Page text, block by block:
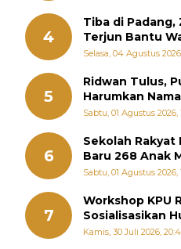
4
Tiba di Padang,
Terjun Bantu
Selasa, 04 Agustus
5
Ridwan Tulus,
Harumkan
Diabadikan
Sabtu, 01 Agustus 2026,
6
Sekolah Rakyat
Baru 268 Anak
Memutus Rantai
Sabtu, 01 Agustus 2026,
7
Workshop KPU
Sosialisasikan
Penyelesaian
Kamis, 30 Juli 2026,